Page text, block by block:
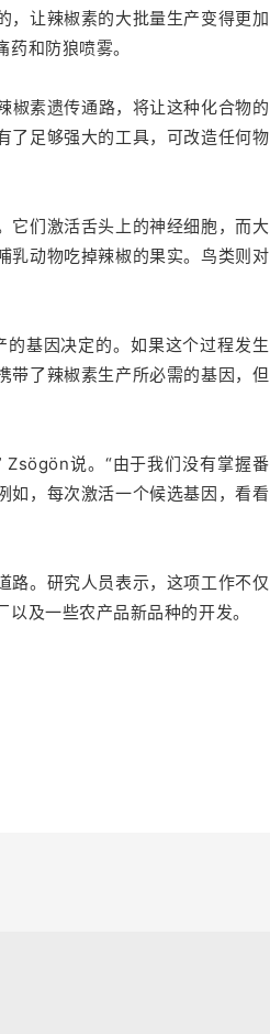
，让辣椒素的大批量生产变得更加
和防狼喷雾。
素遗传通路，将让这种化合物的
了足够强大的工具，可改造任何物
它们激活舌头上的神经细胞，而大
乳动物吃掉辣椒的果实。鸟类则对
基因决定的。如果这个过程发生
带了辣椒素生产所必需的基因，但
Zsögön说。“由于我们没有掌握番
如，每次激活一个候选基因，看看
路。研究人员表示，这项工作不仅
及一些农产品新品种的开发。